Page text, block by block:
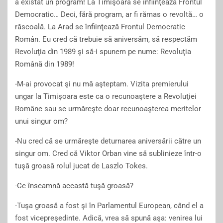
a existat un program! La Timişoara se înfiinţează Frontul
Democratic… Deci, fără program, ar fi rămas o revoltă… o
răscoală. La Arad se înfiinţează Frontul Democratic
Român. Eu cred că trebuie să aniversăm, să respectăm
Revoluţia din 1989 şi să-i spunem pe nume: Revoluţia
Română din 1989!
-M-ai provocat şi nu mă aşteptam. Vizita premierului
ungar la Timişoara este ca o recunoaştere a Revoluţiei
Române sau se urmăreşte doar recunoaşterea meritelor
unui singur om?
-Nu cred că se urmăreşte deturnarea aniversării către un
singur om. Cred că Viktor Orban vine să sublinieze într-o
tuşă groasă rolul jucat de Laszlo Tokes.
-Ce înseamnă această tuşă groasă?
-Tuşa groasă a fost şi în Parlamentul European, când el a
fost vicepreşedinte. Adică, vrea să spună aşa: venirea lui